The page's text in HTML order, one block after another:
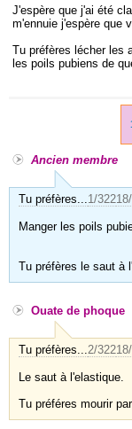
J'espère que j'ai été
m'ennuie j'espère que
Tu préfères lécher les
les poils pubiens de
1
Ancien membre
Tu préfères...1/322
Manger les poils
Tu préfères le saut à
Ouate de phoque
Tu préfères...2/322
Le saut à l'elastique.
Tu préféres mourir